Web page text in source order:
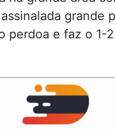
grande
perdoa e faz o 1-